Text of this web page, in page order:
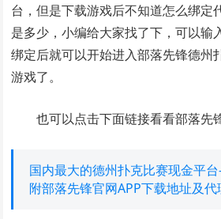
台，但是下载游戏后不知道怎么绑定
是多少，小编给大家找了下，可以输
绑定后就可以开始进入部落先锋德州
游戏了。
也可以点击下面链接看看部落先
国内最大的德州扑克比赛现金平
附部落先锋官网APP下载地址及代